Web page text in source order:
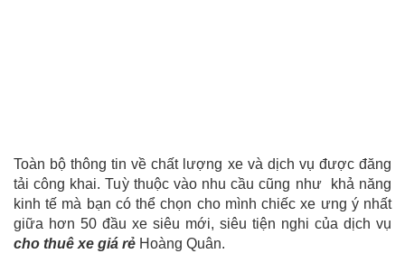
Toàn bộ thông tin về chất lượng xe và dịch vụ được đăng
tải công khai. Tuỳ thuộc vào nhu cầu cũng như khả năng
kinh tế mà bạn có thể chọn cho mình chiếc xe ưng ý nhất
giữa hơn 50 đầu xe siêu mới, siêu tiện nghi của dịch vụ
cho thuê xe giá rẻ Hoàng Quân.